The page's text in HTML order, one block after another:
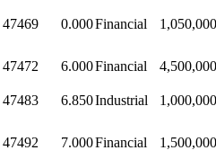
47469 0.000Financial
47472 6.000Financial
47483 6.850Industrial
47492 7.000Financial